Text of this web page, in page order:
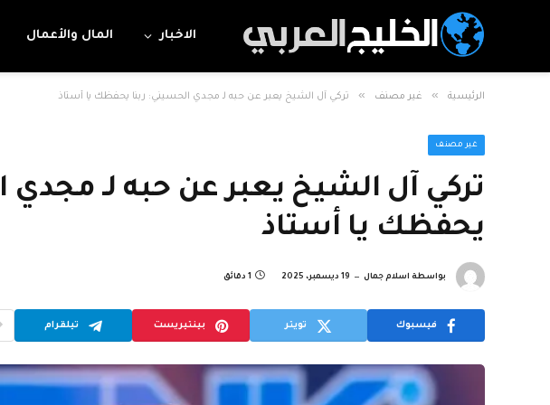
الاخبار المال والأعمال
الرئيسية » غير مصنف » تركي آل الشيخ يعبر عن حبه لـ مجدي الحسيني: ربنا يحفظك يا أستاذ
غير مصنف
تركي آل الشيخ يعبر عن حبه لـ مجدي
يحفظك يا أستاذ
بواسطة اسلام جمال 19 ديسمبر، 2025 1 دقائق
فيسبوك تويتر بينتيريست تيلقرام